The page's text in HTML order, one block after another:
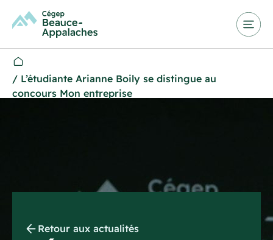
/ L’étudiante Arianne Boily se distingue au
concours Mon entreprise
Retour aux actualités